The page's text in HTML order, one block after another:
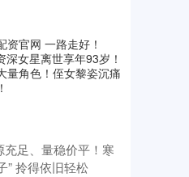
资官网 一路走好！
深女星离世享年93岁！
量角色！侄女黎姿沉痛
足、量稳价平！寒
” 拎得依旧轻松